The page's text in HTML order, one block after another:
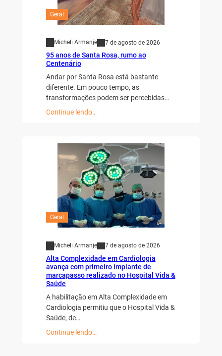
Geral
Micheli Armanje 7 de agosto de 2026
95 anos de Santa Rosa, rumo ao
Centenário
Andar por Santa Rosa está bastante
diferente. Em pouco tempo, as
transformações podem ser percebidas…
Continue lendo…
Geral
Micheli Armanje 7 de agosto de 2026
Alta Complexidade em Cardiologia
avança com primeiro implante de
marcapasso realizado no Hospital Vida &
Saúde
A habilitação em Alta Complexidade em
Cardiologia permitiu que o Hospital Vida &
Saúde, de…
Continue lendo…